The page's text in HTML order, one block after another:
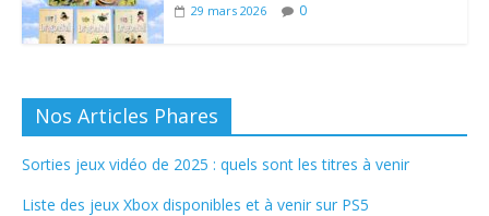
29 mars 2026 0
Nos Articles Phares
Sorties jeux vidéo de 2025 : quels sont les titres à venir
Liste des jeux Xbox disponibles et à venir sur PS5